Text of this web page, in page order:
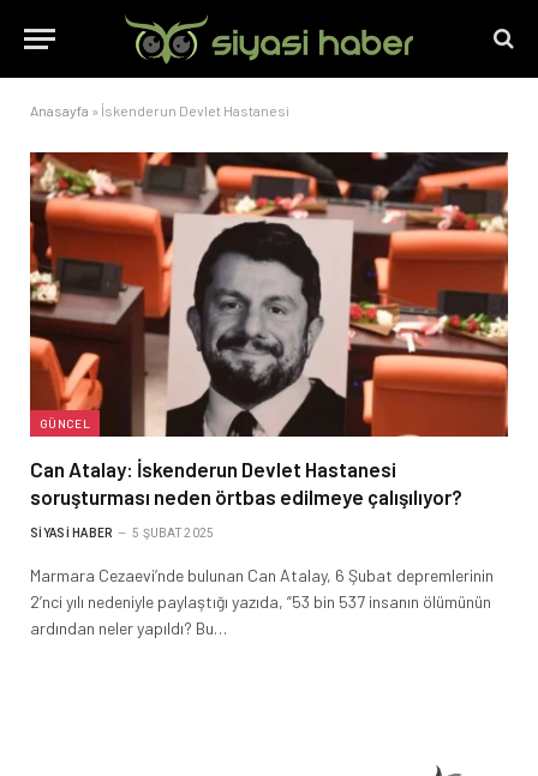
Anasayfa » İskenderun Devlet Hastanesi
GÜNCEL
Can Atalay: İskenderun Devlet Hastanesi
soruşturması neden örtbas edilmeye çalışılıyor?
SIYASI HABER 5 ŞUBAT 2025
Marmara Cezaevi’nde bulunan Can Atalay, 6 Şubat depremlerinin
2’nci yılı nedeniyle paylaştığı yazıda, “53 bin 537 insanın ölümünün
ardından neler yapıldı? Bu…